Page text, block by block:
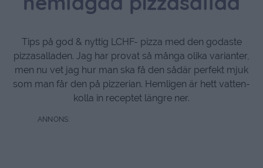
hemlagad pizzasallad
Tips på god & nyttig LCHF- pizza med den godaste
pizzasalladen. Jag har provat så många olika varianter,
men nu vet jag hur man ska få den sådär perfekt mjuk
som man får den på pizzerian. Hemligen är hett vatten-
kolla in receptet längre ner.